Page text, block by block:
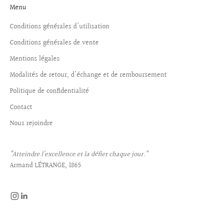
Menu
Conditions générales d'utilisation
Conditions générales de vente
Mentions légales
Modalités de retour, d'échange et de remboursement
Politique de confidentialité
Contact
Nous rejoindre
“Atteindre l’excellence et la défier chaque jour.“
Armand LÉTRANGE, 1865